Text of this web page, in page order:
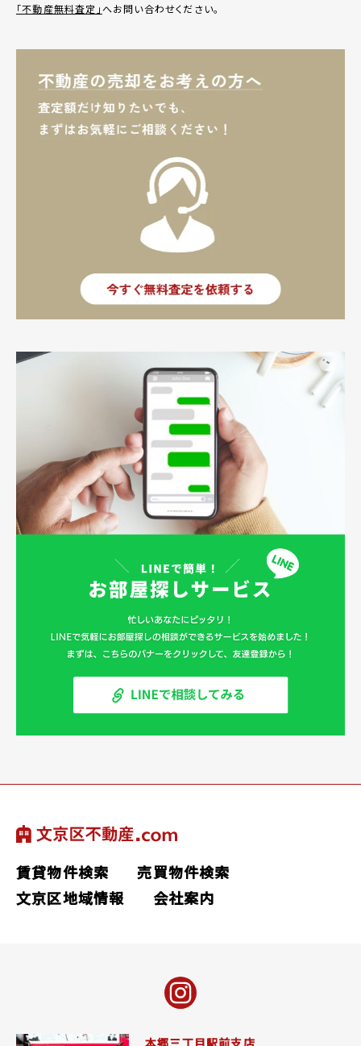
「不動産無料査定」へお問い合わせください。
賃貸物件検索
売買物件検索
文京区地域情報
会社案内